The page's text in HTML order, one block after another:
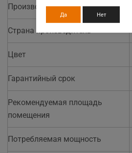
Производитель
Страна производитель
Цвет
Гарантийный срок
Рекомендуемая площадь
помещения
Потребляемая мощность
Да Нет